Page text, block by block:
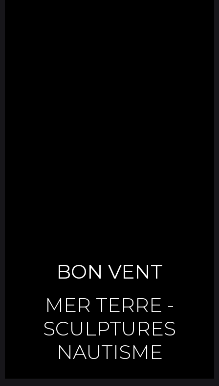
BON VENT
MER TERRE -
SCULPTURES
NAUTISME